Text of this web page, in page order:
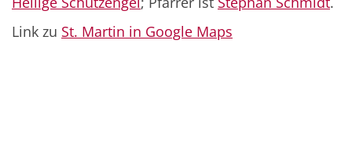
Link zu St. Martin in Google Maps